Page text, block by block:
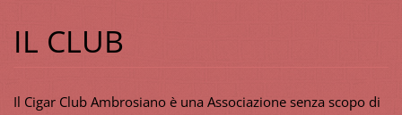
IL CLUB
Il Cigar Club Ambrosiano è una Associazione senza scopo di